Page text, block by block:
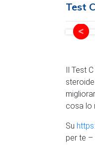
Test
Il Test
cosa lo
Su
per te